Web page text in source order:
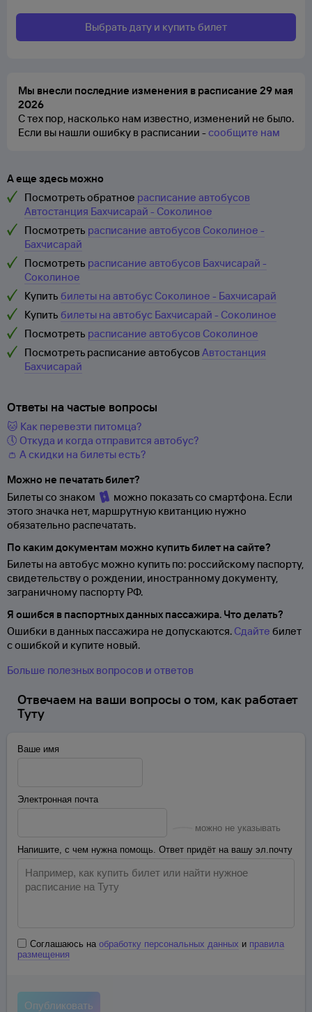
Выбрать дату и купить билет
Мы внесли последние изменения в расписание 29 мая
2026
С тех пор, насколько нам известно, изменений не было.
Если вы нашли ошибку в расписании -сообщите нам
А еще здесь можно
Посмотреть обратное расписание автобусов
Автостанция Бахчисарай - Соколиное
Посмотреть расписание автобусов Соколиное -
Бахчисарай
Посмотреть расписание автобусов Бахчисарай -
Соколиное
Купить билеты на автобус Соколиное - Бахчисарай
Купить билеты на автобус Бахчисарай - Соколиное
Посмотреть расписание автобусов Соколиное
Посмотреть расписание автобусовАвтостанция
Бахчисарай
Ответы на частые вопросы
🐱 Как перевезти питомца?
🕔 Откуда и когда отправится автобус?
👛 А скидки на билеты есть?
Можно не печатать билет?
Билеты со знаком
можно показать со смартфона. Если
этого значка нет, маршрутную квитанцию нужно
обязательно распечатать.
По каким документам можно купить билет на сайте?
Билеты на автобус можно купить по: российскому паспорту,
свидетельству о рождении, иностранному документу,
заграничному паспорту РФ.
Я ошибся в паспортных данных пассажира. Что делать?
Ошибки в данных пассажира не допускаются. Сдайте билет
с ошибкой и купите новый.
Больше полезных вопросов и ответов
Отвечаем на ваши вопросы о том, как работает
Туту
Ваше имя
Электронная почта
можно не указывать
Напишите, с чем нужна помощь. Ответ придёт на вашу эл.почту
Соглашаюсь на обработку персональных данных и правила
размещения